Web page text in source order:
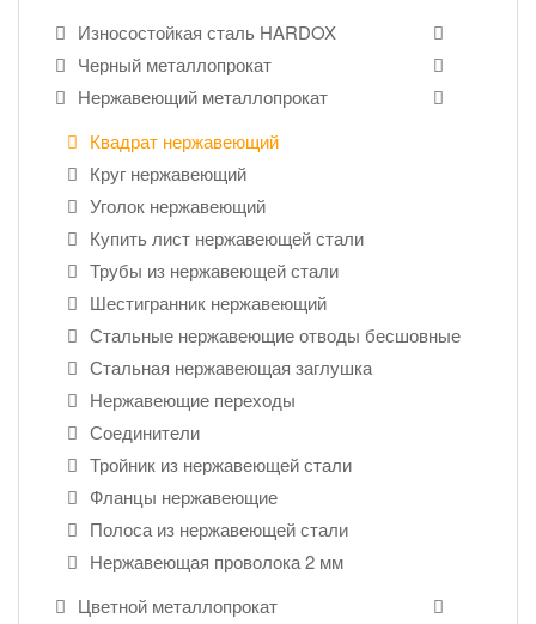
Износостойкая сталь HARDOX
Черный металлопрокат
Нержавеющий металлопрокат
Квадрат нержавеющий
Круг нержавеющий
Уголок нержавеющий
Купить лист нержавеющей стали
Трубы из нержавеющей стали
Шестигранник нержавеющий
Стальные нержавеющие отводы бесшовные
Стальная нержавеющая заглушка
Нержавеющие переходы
Соединители
Тройник из нержавеющей стали
Фланцы нержавеющие
Полоса из нержавеющей стали
Нержавеющая проволока 2 мм
Цветной металлопрокат